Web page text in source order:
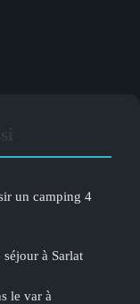
un camping 4
à Sarlat
le var à